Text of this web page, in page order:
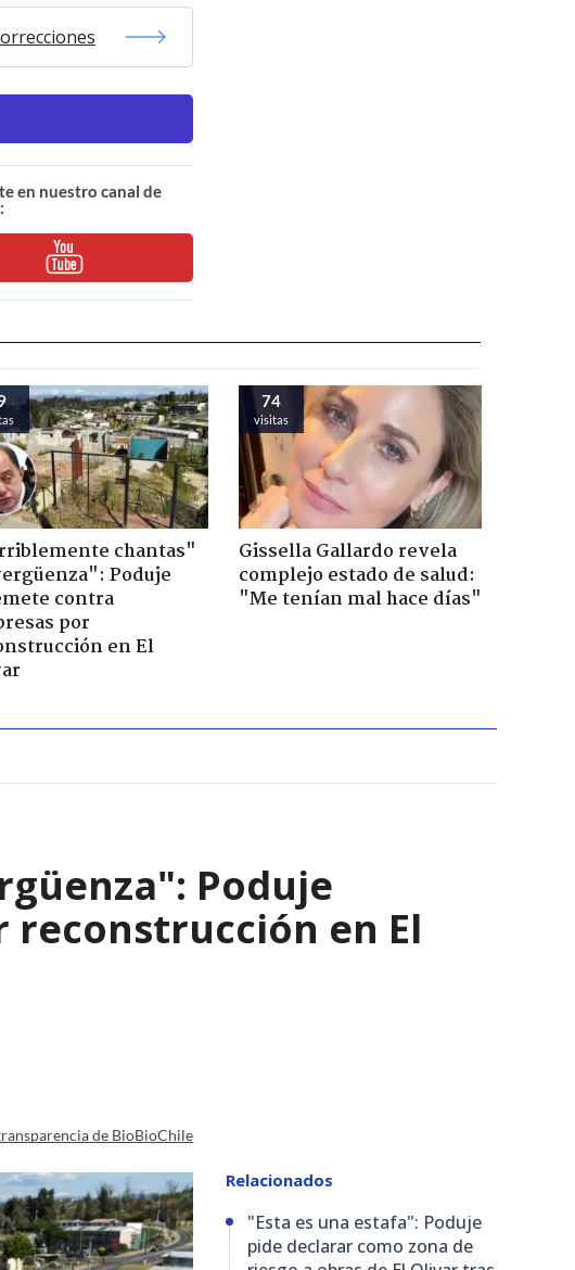
en nuestro canal de
chantas"
Poduje
contra
por
en El
74
visitas
Gissella Gallardo revela
complejo estado de salud:
"Me tenían mal hace días"
Poduje
en El
de BioBioChile
Relacionados
"Esta es una estafa": Poduje
pide declarar como zona de